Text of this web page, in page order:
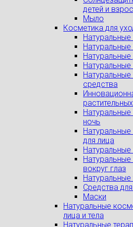
детей и
Мыло
Косметика для
средства
ночь
для лица
вокруг глаз
Натуральные
Средства
Маски
Натуральные
лица и тела
Натуральные